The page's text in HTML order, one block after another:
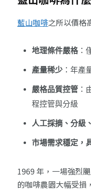
藍山咖啡之所以價格
地理條件嚴格：
產量稀少：年產
嚴格品質控管：
程控管與分級
人工採摘、分級
市場需求穩定，
1969 年，一場強烈
的咖啡農園大幅受損